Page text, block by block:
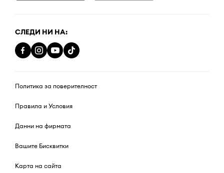
СЛЕДИ НИ НА:
Политика за поверителност
Правила и Условия
Данни на фирмата
Вашите Бисквитки
Карта на сайта